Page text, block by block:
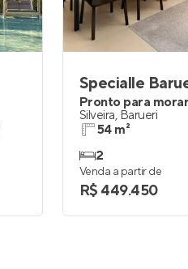
Pronto para morar
Silveira, Barueri
54 m²
2
Venda a partir de
R$ 449.450